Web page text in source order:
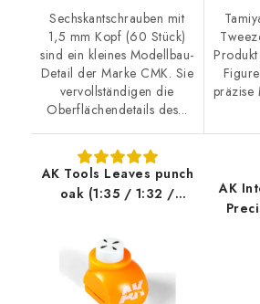
Sechskantschrauben mit
1,5 mm Kopf (60 Stück)
sind ein kleines Modellbau-
Detail der Marke CMK. Sie
vervollständigen die
Oberflächendetails des...
präzise
AK Tools Leaves punch
oak (1:35 / 1:32 /
AK